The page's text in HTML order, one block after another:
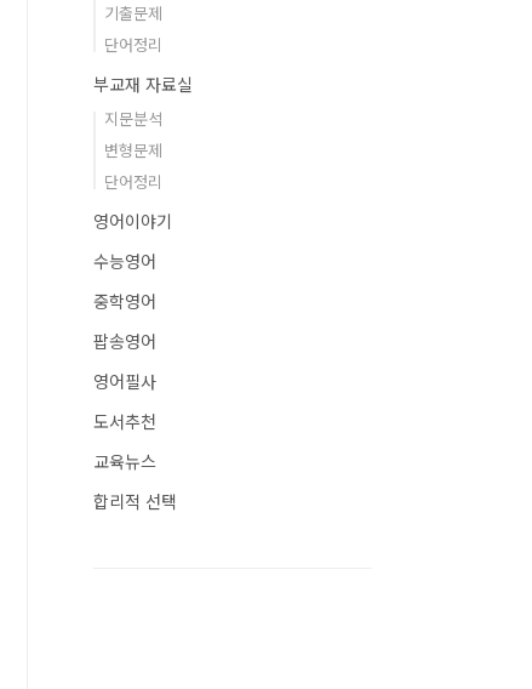
기출문제
단어정리
부교재 자료실
지문분석
변형문제
단어정리
영어이야기
수능영어
중학영어
팝송영어
영어필사
도서추천
교육뉴스
합리적 선택